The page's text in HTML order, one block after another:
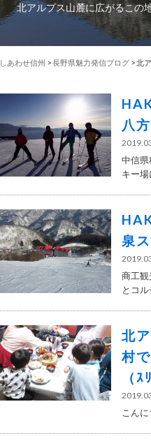
北アルプス山麓に広がるこの
しあわせ信州 >長野県魅力発信ブログ > 北
八
中信
キー場
泉
商工観
とコ
北
村
（
こん